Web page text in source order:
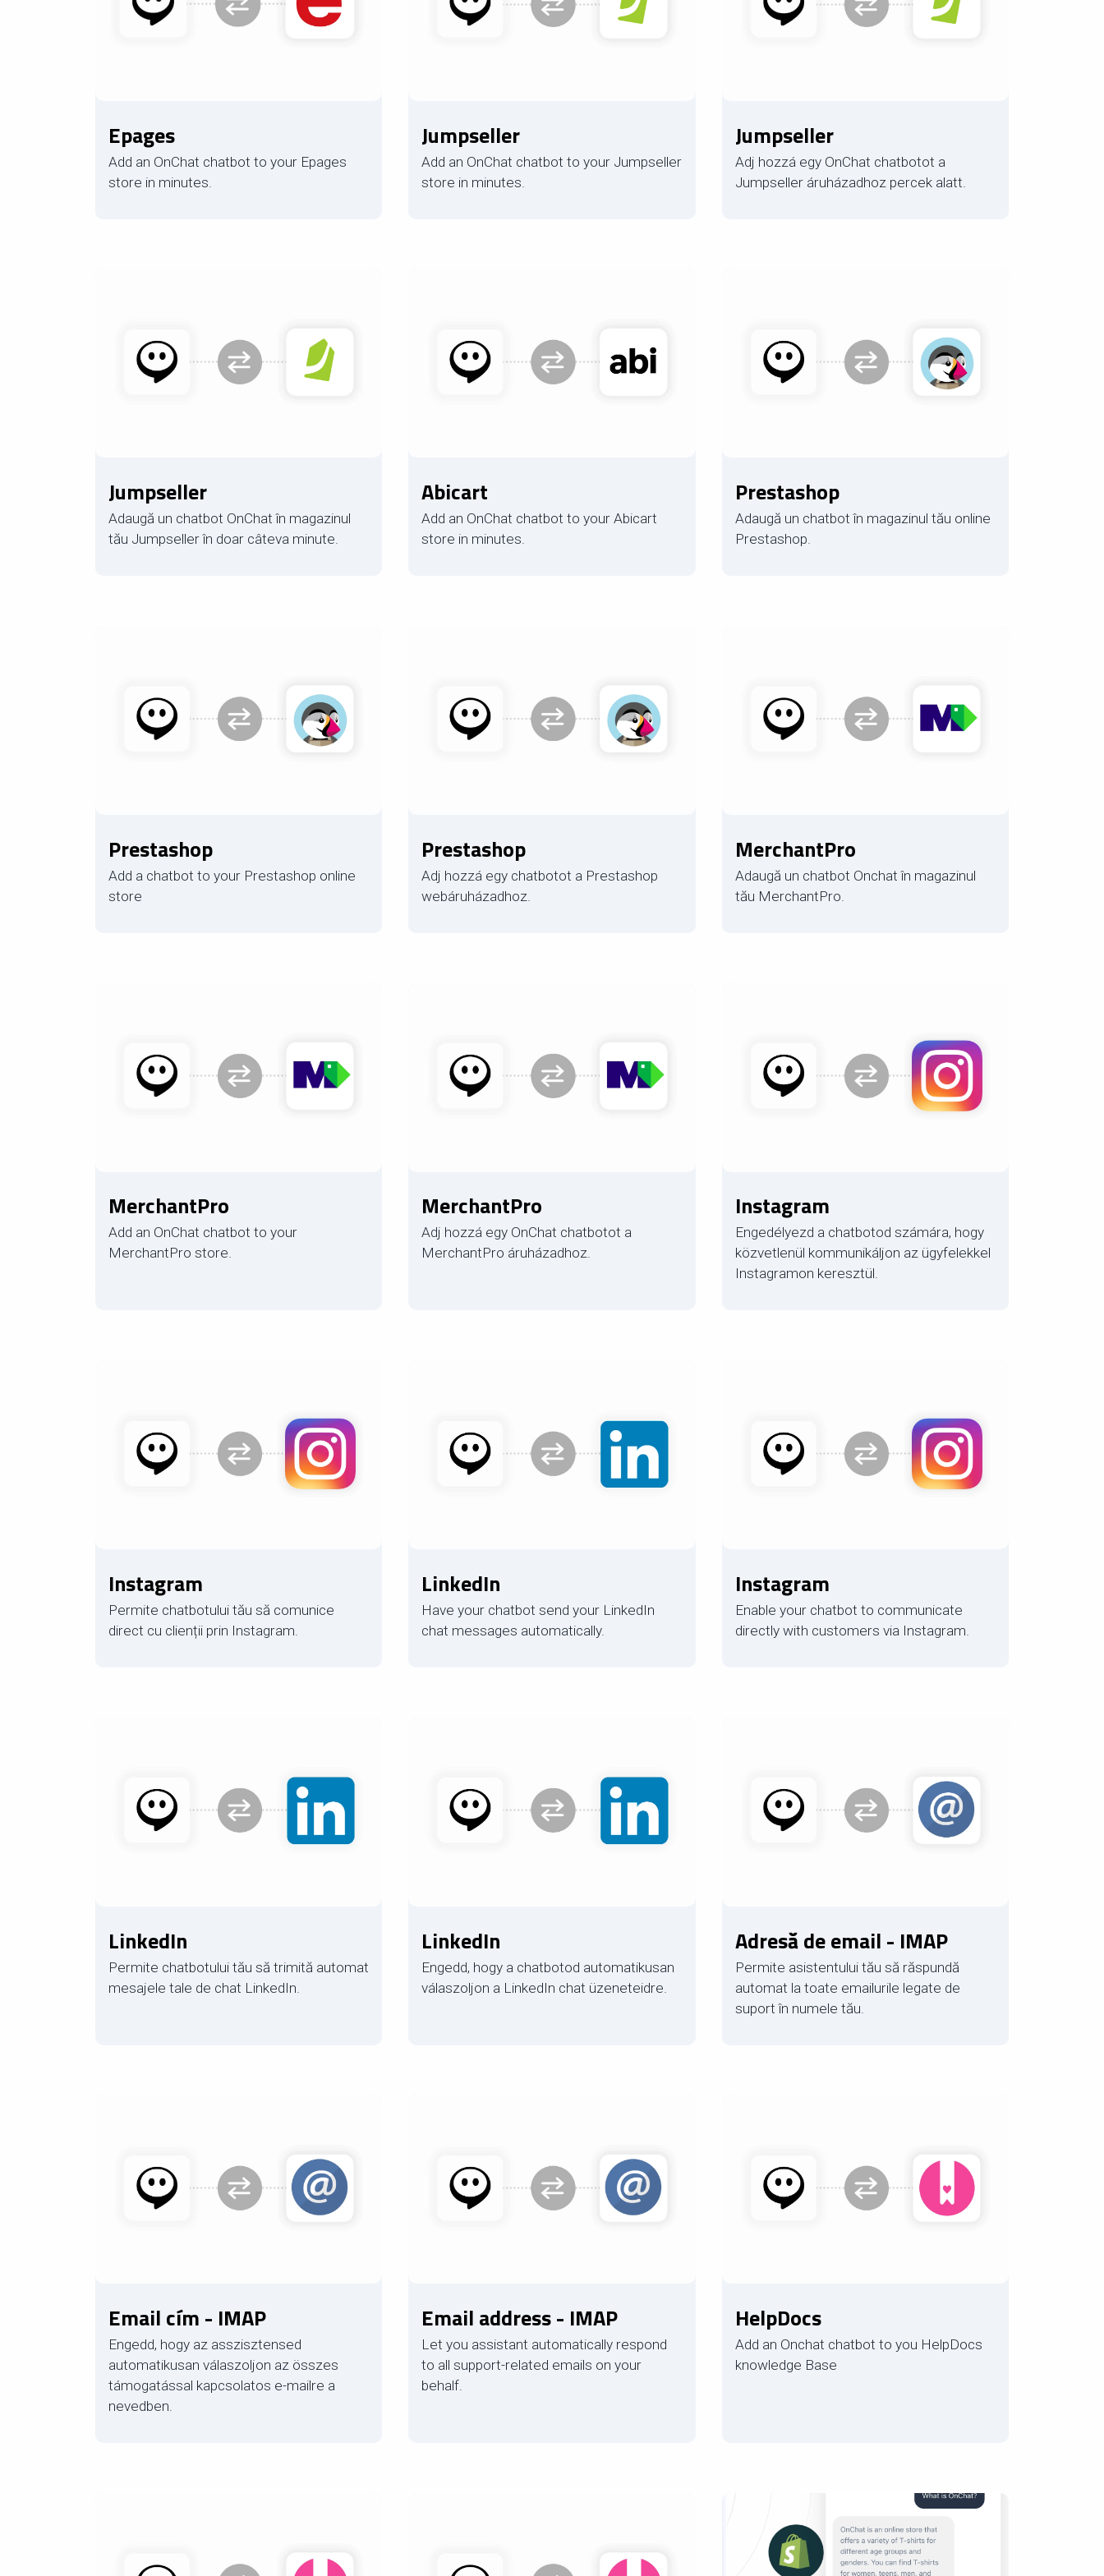
Epages
Add an OnChat chatbot to your Epages
store in minutes.
Jumpseller
Add an OnChat chatbot to your Jumpseller
store in minutes.
Jumpseller
Adj hozzá egy OnChat chatbotot a
Jumpseller áruházadhoz percek alatt.
Jumpseller
Adaugă un chatbot OnChat în magazinul
tău Jumpseller în doar câteva minute.
Abicart
Add an OnChat chatbot to your Abicart
store in minutes.
Prestashop
Adaugă un chatbot în magazinul tău online
Prestashop.
Prestashop
Add a chatbot to your Prestashop online
store
Prestashop
Adj hozzá egy chatbotot a Prestashop
webáruházadhoz.
MerchantPro
Adaugă un chatbot Onchat în magazinul
tău MerchantPro.
MerchantPro
Add an OnChat chatbot to your
MerchantPro store.
MerchantPro
Adj hozzá egy OnChat chatbotot a
MerchantPro áruházadhoz.
Instagram
Engedélyezd a chatbotod számára, hogy
közvetlenül kommunikáljon az ügyfelekkel
Instagramon keresztül.
Instagram
Permite chatbotului tău să comunice
direct cu clienții prin Instagram.
LinkedIn
Have your chatbot send your LinkedIn
chat messages automatically.
Instagram
Enable your chatbot to communicate
directly with customers via Instagram.
LinkedIn
Permite chatbotului tău să trimită automat
mesajele tale de chat LinkedIn.
LinkedIn
Engedd, hogy a chatbotod automatikusan
válaszoljon a LinkedIn chat üzeneteidre.
Adresă de email - IMAP
Permite asistentului tău să răspundă
automat la toate emailurile legate de
suport în numele tău.
Email cím - IMAP
Engedd, hogy az asszisztensed
automatikusan válaszoljon az összes
támogatással kapcsolatos e-mailre a
nevedben.
Email address - IMAP
Let you assistant automatically respond
to all support-related emails on your
behalf.
HelpDocs
Add an Onchat chatbot to you HelpDocs
knowledge Base